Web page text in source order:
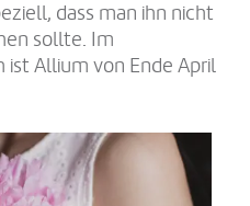
dass man ihn nicht
sollte. Im
Allium von Ende April